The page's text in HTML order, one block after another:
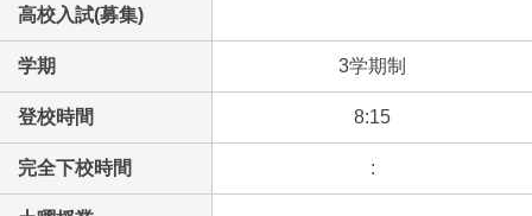
高校入試(募集)
学期 3学期制
登校時間 8:15
完全下校時間 :